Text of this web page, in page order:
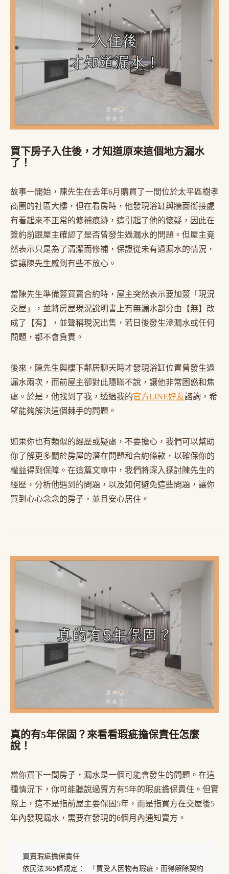
買下房子入住後，才知道原來這個地方漏水
了！
故事一開始，陳先生在去年6月購買了一間位於太平區樹孝
商圈的社區大樓，但在看房時，他發現浴缸與牆面銜接處
有看起來不正常的修補痕跡，這引起了他的懷疑，因此在
簽約前跟屋主確認了是否曾發生過漏水的問題。但屋主竟
然表示只是為了清潔而修補，保證從未有過漏水的情況，
這讓陳先生感到有些不放心。
當陳先生準備簽買賣合約時，屋主突然表示要加簽「現況
交屋」，並將房屋現況說明書上有無漏水部分由【無】改
成了【有】，並聲稱現況出售，若日後發生滲漏水或任何
問題，都不會負責。
後來，陳先生與樓下鄰居聊天時才發現浴缸位置曾發生過
漏水兩次，而前屋主卻對此隱瞞不說，讓他非常困惑和焦
慮。於是，他找到了我，透過我的官方LINE好友諮詢，希
望能夠解決這個棘手的問題。
如果你也有類似的經歷或疑慮，不要擔心，我們可以幫助
你了解更多關於房屋的潛在問題和合約條款，以確保你的
權益得到保障。在這篇文章中，我們將深入探討陳先生的
經歷，分析他遇到的問題，以及如何避免這些問題，讓你
買到心心念念的房子，並且安心居住。
真的有5年保固？來看看瑕疵擔保責任怎麼
說！
當你買下一間房子，漏水是一個可能會發生的問題。在這
種情況下，你可能聽說過賣方有5年的瑕疵擔保責任。但實
際上，這不是指前屋主要保固5年，而是指買方在交屋後5
年內發現漏水，需要在發現的6個月內通知賣方。
買賣瑕疵擔保責任
依民法365條規定： 「買受人因物有瑕疵，而得解除契約